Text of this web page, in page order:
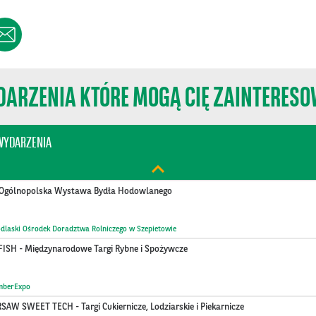
KTÓRE MOGĄ CIĘ
Branżowe Targi Żywności
Wystawa Bydła Hodowlanego
Ośrodek Doradztwa Rolniczego w Szepietowie
- Międzynarodowe Targi Rybne i Spożywcze
SWEET TECH - Targi Cukiernicze, Lodziarskie i Piekarnicze